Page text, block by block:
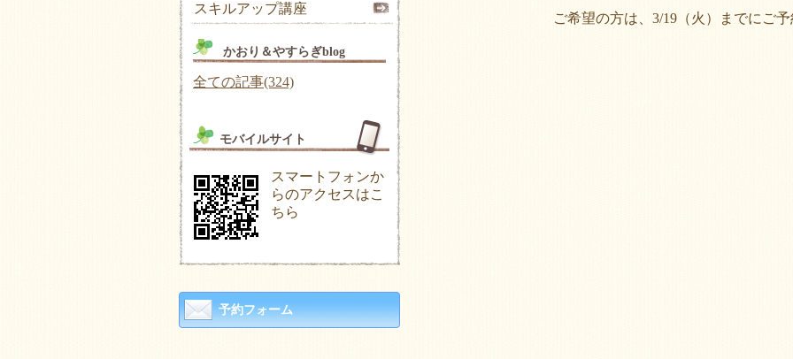
ご希望の方は、3/19（火）までにご
スキルアップ講座
かおり＆やすらぎblog
全ての記事(324)
モバイルサイト
スマートフォンか
らのアクセスはこ
ちら
予約フォーム